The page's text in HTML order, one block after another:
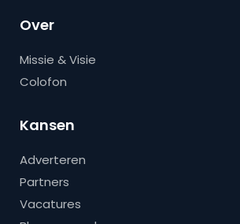
Over
Missie & Visie
Colofon
Kansen
Adverteren
Partners
Vacatures